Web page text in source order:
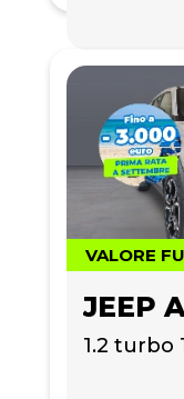
VALORE
JEEP
1.2 turbo